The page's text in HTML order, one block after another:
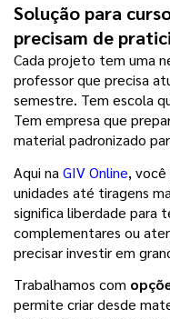
Solução para
precisam de
Cada projeto tem uma
professor que precisa
semestre. Tem escola
Tem empresa que
material padronizado
Aqui na GIV Online,
unidades até tiragens
significa liberdade para
complementares ou
precisar investir em
Trabalhamos com
permite criar desde